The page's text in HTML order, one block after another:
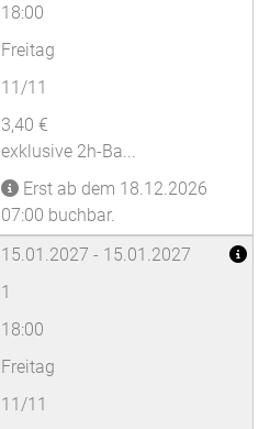
18:00
Freitag
11/11
3,40 €
exklusive 2h-Ba...
Erst ab dem 18.12.2026
07:00 buchbar.
15.01.2027 - 15.01.2027
1
18:00
Freitag
11/11